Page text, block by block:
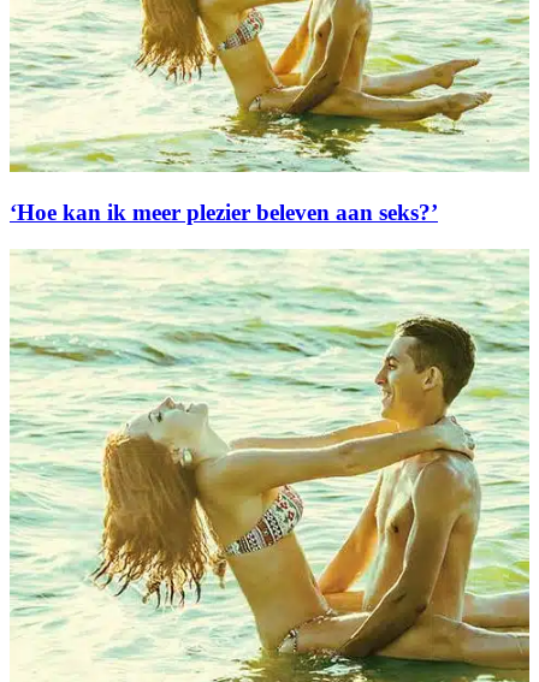
‘Hoe kan ik meer plezier beleven aan seks?’